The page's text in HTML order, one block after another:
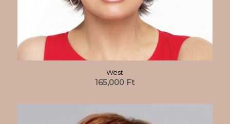
West
165,000 Ft